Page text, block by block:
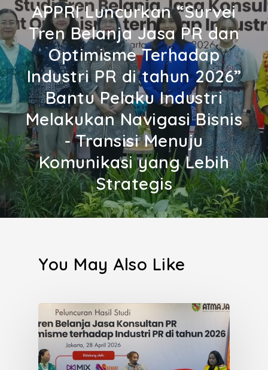
APPRI Luncurkan “Survei
Tren Belanja Jasa PR dan
Optimisme Terhadap
Industri PR di tahun 2026”
Bantu Pelaku Industri
Melakukan Navigasi Bisnis
- Transisi Menuju
Komunikasi yang Lebih
Strategis
You May Also Like